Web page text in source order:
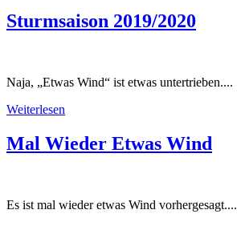
Sturmsaison 2019/2020
Naja, „Etwas Wind“ ist etwas untertrieben....
Weiterlesen
Mal Wieder Etwas Wind
Es ist mal wieder etwas Wind vorhergesagt....